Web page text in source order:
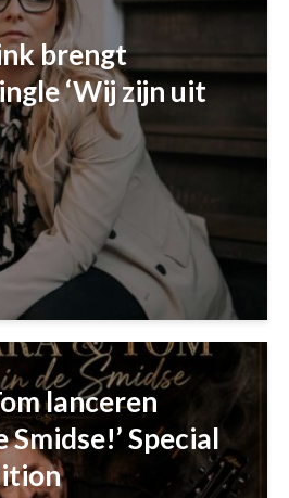
brengt
‘Wij zijn uit
lanceren
Smidse!’ Special